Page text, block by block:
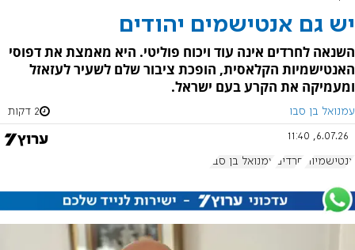
יש גם אנטישמים יהודים
השנאה לחרדים אינה עוד ויכוח פוליטי. היא מאמצת את דפוסי
האנטישמיות הקלאסית, הופכת ציבור שלם לשעיר לעזאזל
ומעמיקה את הקרע בעם ישראל.
עמנואל בן סבו 2 דקות
6.07.26, 11:40
אנטישמיות חרדים עמנואל בן סבו